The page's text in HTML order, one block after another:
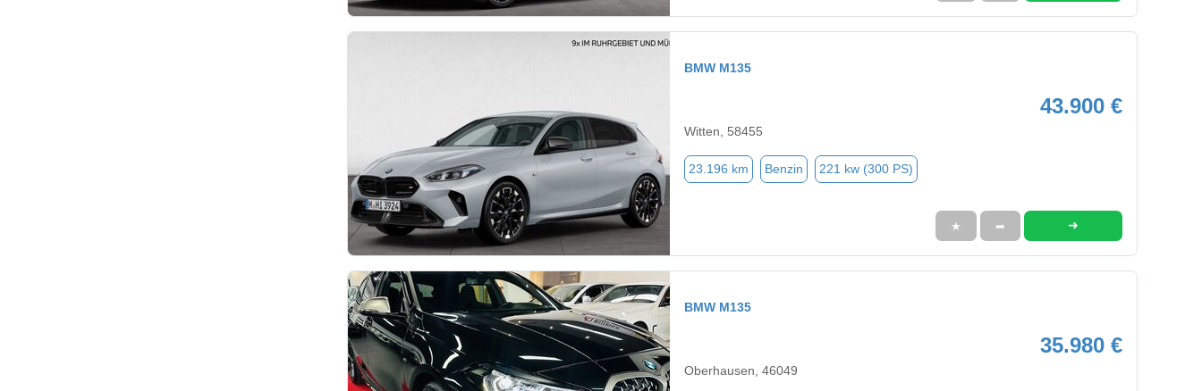
BMW M135
43.900 €
Witten, 58455
23.196 km Benzin 221 kw (300 PS)
★ ➦ ➜
BMW M135
35.980 €
Oberhausen, 46049